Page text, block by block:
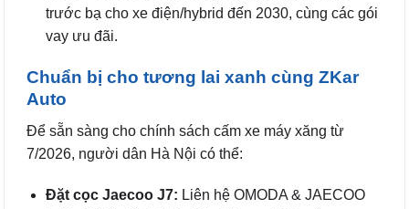
trước bạ cho xe điện/hybrid đến 2030, cùng các gói
vay ưu đãi.
Chuẩn bị cho tương lai xanh cùng ZKar
Auto
Để sẵn sàng cho chính sách cấm xe máy xăng từ
7/2026, người dân Hà Nội có thể:
Đặt cọc Jaecoo J7: Liên hệ OMODA & JAECOO